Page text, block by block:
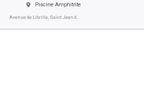
Piscine Amphitrite